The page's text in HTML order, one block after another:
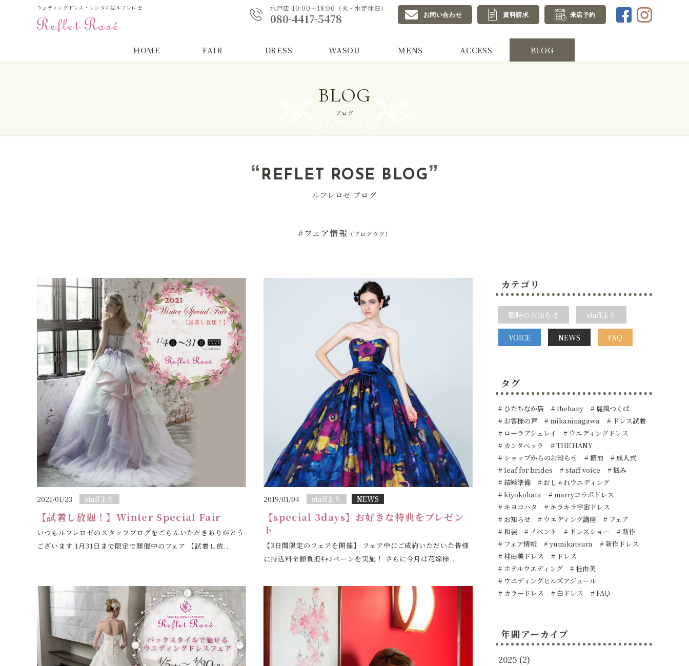
ウェディングドレス・レンタルはルフレロゼ 水戸店 10:00〜18:00（火・水定休日）
080-4417-5478 お問い合わせ 資料請求 来店予約
HOME FAIR DRESS WASOU MENS ACCESS BLOG
BLOG
ブログ
REFLET ROSE BLOG
ルフレロゼ ブログ
#フェア情報 （ブログタグ）
2021/01/23 staffより
【試着し放題！】Winter Special Fair
いつもルフレロゼのスタッフブログをごらんいただきありがとう
ございます 1月31日まで限定で開催中のフェア 【試着し放...
2019/01/04 staffより NEWS
【special 3days】お好きな特典をプレゼン
ト
【3日間限定のフェアを開催】 フェア中にご成約いただいた皆様
に持込料全額負担ｷｬﾝペーンを実施！ さらに今月は花嫁様...
カテゴリ
臨時のお知らせ staffより
VOICE NEWS FAQ
タグ
ひたちなか店 thehany
麗風つくば
お客様の声
mikaninagawa
ドレス試着
ローラアシュレイ
ウエディングドレス
カンタベッラ
THE HANY
ショップからのお知らせ
振袖
成人式
leaf for brides
staff voice
悩み
結婚準備
おしゃれウエディング
kiyokohata
marryコラボドレス
キヨコハタ
キラキラ宇宙ドレス
お知らせ
ウエディング講座
フェア
和装
イベント ドレスショー
新作
フェア情報
yumikatsura
新作ドレス
桂由美ドレス
ドレス
ホテルウエディング
桂由美
ウエディングヒルズアジュール
カラードレス
白ドレス FAQ
年間アーカイブ
2025 (2)